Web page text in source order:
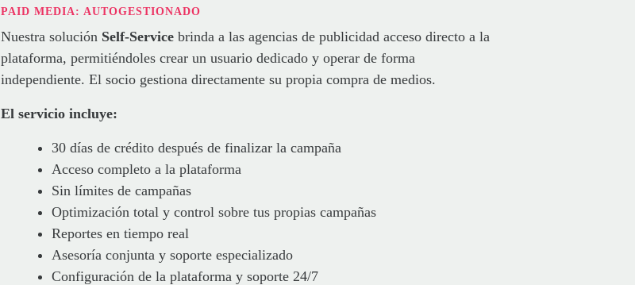
PAID MEDIA: AUTOGESTIONADO
Nuestra solución Self-Servicebrinda a las agencias de publicidad acceso directo a la
plataforma, permitiéndoles crear un usuario dedicado y operar de forma
independiente. El socio gestiona directamente su propia compra de medios.
El servicio incluye:
30 días de crédito después de finalizar la campaña
Acceso completo a la plataforma
Sin límites de campañas
Optimización total y control sobre tus propias campañas
Reportes en tiempo real
Asesoría conjunta y soporte especializado
Configuración de la plataforma y soporte 24/7